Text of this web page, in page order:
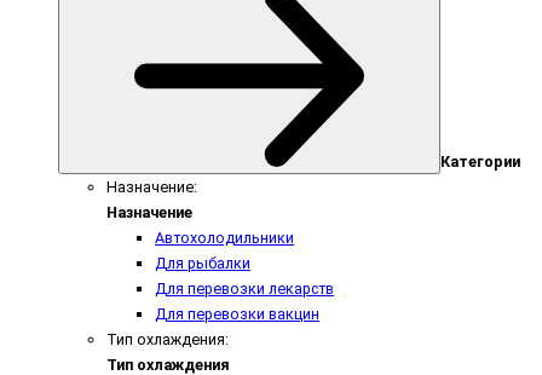
Категории
Назначение:
Назначение
Автохолодильники
Для рыбалки
Для перевозки лекарств
Для перевозки вакцин
Тип охлаждения:
Тип охлаждения